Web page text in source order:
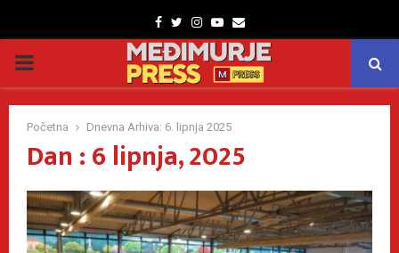
Facebook
TwitterInstagram
Youtube
Email
PRIMARY
MENU
Početna Dnevna Arhiva: 6. lipnja 2025
Dan : 6 lipnja, 2025